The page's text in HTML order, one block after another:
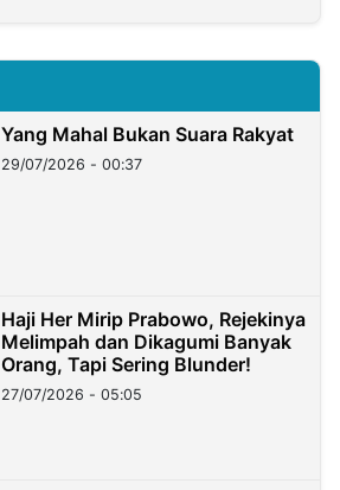
Yang Mahal Bukan Suara Rakyat
29/07/2026 - 00:37
Haji Her Mirip Prabowo, Rejekinya
Melimpah dan Dikagumi Banyak
Orang, Tapi Sering Blunder!
27/07/2026 - 05:05